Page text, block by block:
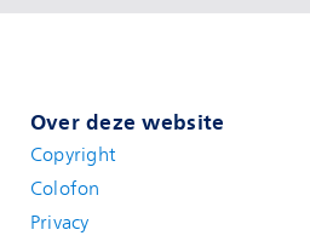
Over deze website
Copyright
Colofon
Privacy